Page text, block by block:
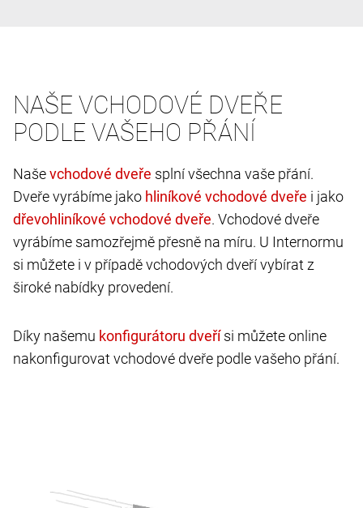
NAŠE VCHODOVÉ DVEŘE
PODLE VAŠEHO PŘÁNÍ
Naše
splní všechna vaše přání.
Dveře vyrábíme jako
i jako
. Vchodové dveře
vyrábíme samozřejmě přesně na míru. U Internormu
si můžete i v případě vchodových dveří vybírat z
široké nabídky provedení.
Díky našemu
si můžete online
nakonfigurovat vchodové dveře podle vašeho přání.